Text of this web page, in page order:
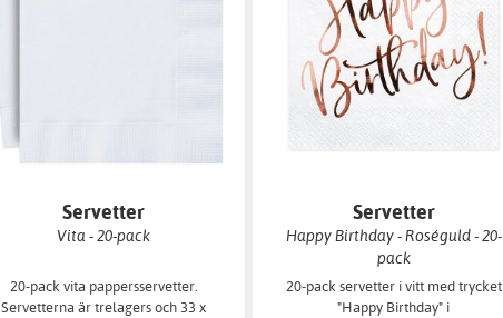
Servetter
Vita - 20-pack
20-pack vita pappersservetter.
Servetterna är trelagers och 33 x
Servetter
Happy Birthday - Roséguld - 20-
pack
20-pack servetter i vitt med trycket
"Happy Birthday" i